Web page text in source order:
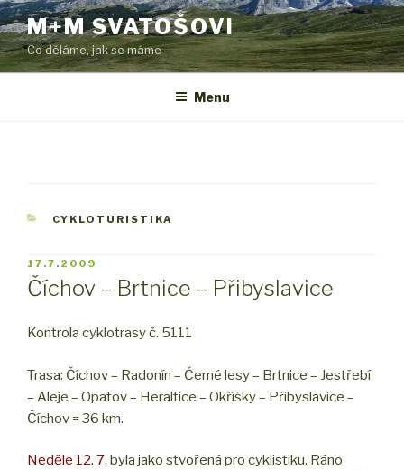
Přejít
k
obsahu
webu
M+M SVATOŠOVI
Co děláme, jak se máme
Menu
RUBRIKY
CYKLOTURISTIKA
PUBLIKOVÁNO
17.7.2009
Číchov – Brtnice – Přibyslavice
Kontrola cyklotrasy č. 5111
Trasa: Číchov – Radonín – Černé lesy – Brtnice – Jestřebí
– Aleje – Opatov – Heraltice – Okříšky – Přibyslavice –
Číchov = 36 km.
Neděle 12. 7. byla jako stvořená pro cyklistiku. Ráno